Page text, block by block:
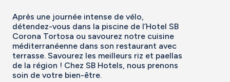
Après une journée intense de vélo,
détendez-vous dans la piscine de l’Hotel SB
Corona Tortosa ou savourez notre cuisine
méditerranéenne dans son restaurant avec
terrasse. Savourez les meilleurs riz et paellas
de la région ! Chez SB Hotels, nous prenons
soin de votre bien-être.